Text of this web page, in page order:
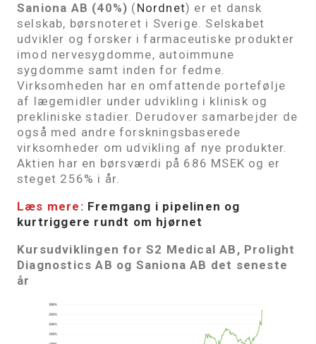
Saniona AB (40%) (Nordnet) er et dansk
selskab, børsnoteret i Sverige. Selskabet
udvikler og forsker i farmaceutiske produkter
imod nervesygdomme, autoimmune
sygdomme samt inden for fedme.
Virksomheden har en omfattende portefølje
af lægemidler under udvikling i klinisk og
prekliniske stadier. Derudover samarbejder de
også med andre forskningsbaserede
virksomheder om udvikling af nye produkter.
Aktien har en børsværdi på 686 MSEK og er
steget 256% i år.
Læs mere: Fremgang i pipelinen og
kurtriggere rundt om hjørnet
Kursudviklingen for S2 Medical AB , Prolight
Diagnostics AB og Saniona AB det seneste
år